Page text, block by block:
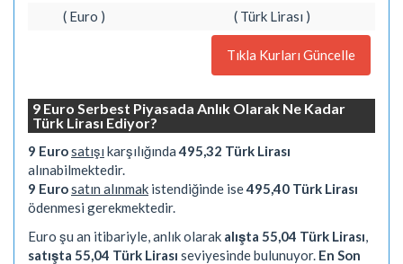
( Euro ) ( Türk Lirası )
Tıkla Kurları Güncelle
9 Euro Serbest Piyasada Anlık Olarak Ne Kadar
Türk Lirası Ediyor?
9 Eurosatışı karşılığında495,32 Türk Lirası
alınabilmektedir.
9 Eurosatın alınmak istendiğinde ise495,40 Türk Lirası
ödenmesi gerekmektedir.
Euro şu an itibariyle, anlık olarak alışta 55,04 Türk Lirası
satışta 55,04 Türk Lirası seviyesinde bulunuyor. En Son